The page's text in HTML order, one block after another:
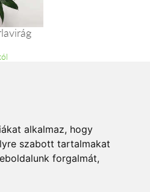
alkalmaz, hogy
szabott tartalmakat
forgalmát,